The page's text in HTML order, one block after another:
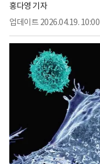
홍다영 기자
업데이트 2026.04.19. 10:00